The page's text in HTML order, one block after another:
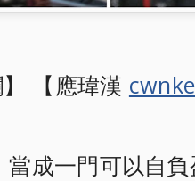
【應瑋漢
當成一門可以自